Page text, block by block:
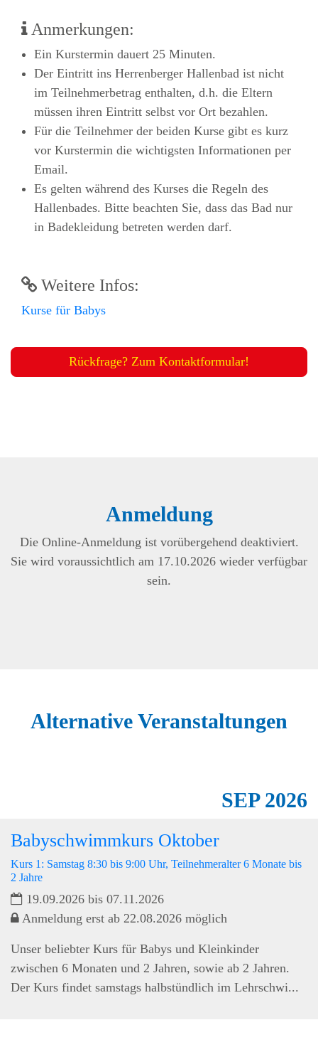
Anmerkungen:
Ein Kurstermin dauert 25 Minuten.
Der Eintritt ins Herrenberger Hallenbad ist nicht
im Teilnehmerbetrag enthalten, d.h. die Eltern
müssen ihren Eintritt selbst vor Ort bezahlen.
Für die Teilnehmer der beiden Kurse gibt es kurz
vor Kurstermin die wichtigsten Informationen per
Email.
Es gelten während des Kurses die Regeln des
Hallenbades. Bitte beachten Sie, dass das Bad nur
in Badekleidung betreten werden darf.
Weitere Infos:
Kurse für Babys
Rückfrage? Zum Kontaktformular!
Anmeldung
Die Online-Anmeldung ist vorübergehend deaktiviert.
Sie wird voraussichtlich am 17.10.2026 wieder verfügbar
sein.
Alternative Veranstaltungen
SEP2026
Babyschwimmkurs Oktober
Kurs 1: Samstag 8:30 bis 9:00 Uhr, Teilnehmeralter 6 Monate bis
2 Jahre
19.09.2026 bis 07.11.2026
Anmeldung erst ab 22.08.2026 möglich
Unser beliebter Kurs für Babys und Kleinkinder
zwischen 6 Monaten und 2 Jahren, sowie ab 2 Jahren.
Der Kurs findet samstags halbstündlich im Lehrschwi...